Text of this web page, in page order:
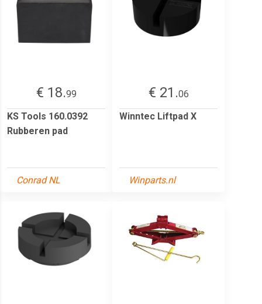
€ 18.99
KS Tools 160.0392
Rubberen pad
Conrad NL
€ 21.06
Winntec Liftpad X
Winparts.nl